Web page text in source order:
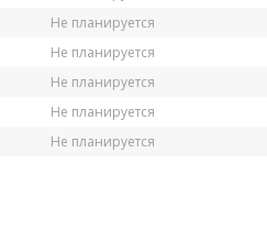
Не планируется
Не планируется
Не планируется
Не планируется
Не планируется